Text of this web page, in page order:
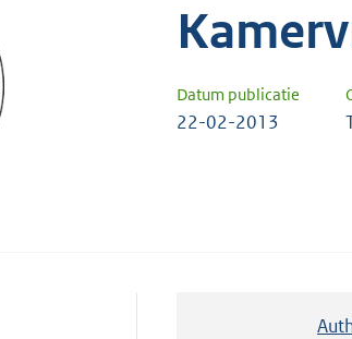
Datum publicatie
22-02-2013